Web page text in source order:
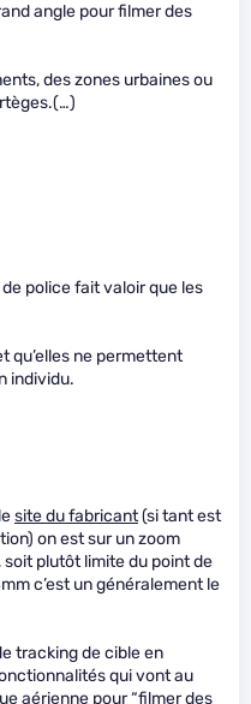
angle pour filmer des
des zones urbaines ou
police fait valoir que les
qu’elles ne permettent
individu.
site du fabricant(si tant est
on est sur un zoom
plutôt limite du point de
c’est un généralement le
tracking de cible en
qui vont au
aérienne pour “filmer des